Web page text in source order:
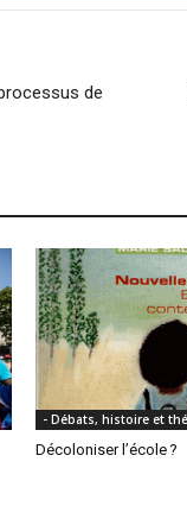
de
- Débats, histoire et
Décoloniser l’école ?